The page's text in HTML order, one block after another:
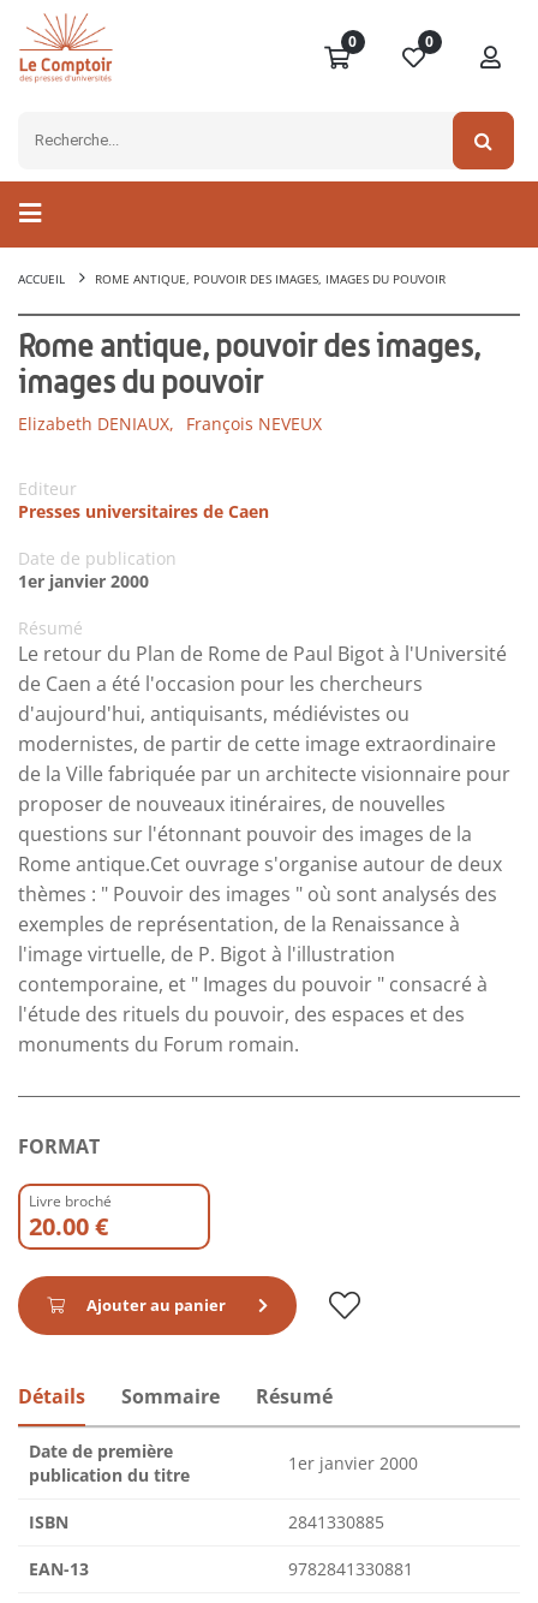
0 0
ACCUEIL ROME ANTIQUE, POUVOIR DES IMAGES, IMAGES DU POUVOIR
Rome antique, pouvoir des images,
images du pouvoir
Elizabeth DENIAUX, François NEVEUX
Editeur
Presses universitaires de Caen
Date de publication
1er janvier 2000
Résumé
Le retour du Plan de Rome de Paul Bigot à l'Université
de Caen a été l'occasion pour les chercheurs
d'aujourd'hui, antiquisants, médiévistes ou
modernistes, de partir de cette image extraordinaire
de la Ville fabriquée par un architecte visionnaire pour
proposer de nouveaux itinéraires, de nouvelles
questions sur l'étonnant pouvoir des images de la
Rome antique.Cet ouvrage s'organise autour de deux
thèmes : " Pouvoir des images " où sont analysés des
exemples de représentation, de la Renaissance à
l'image virtuelle, de P. Bigot à l'illustration
contemporaine, et " Images du pouvoir " consacré à
l'étude des rituels du pouvoir, des espaces et des
monuments du Forum romain.
FORMAT
Livre broché
20.00 €
Ajouter au panier
Détails Sommaire Résumé
Date de première
publication du titre
1er janvier 2000
ISBN 2841330885
EAN-13 9782841330881